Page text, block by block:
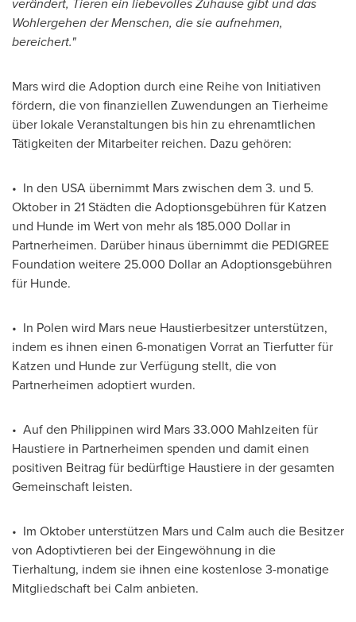
Wohlergehen der Menschen, die sie aufnehmen,
bereichert."
Mars wird die Adoption durch eine Reihe von Initiativen
fördern, die von finanziellen Zuwendungen an Tierheime
über lokale Veranstaltungen bis hin zu ehrenamtlichen
Tätigkeiten der Mitarbeiter reichen. Dazu gehören:
• In den USA übernimmt Mars zwischen dem 3. und 5.
Oktober in 21 Städten die Adoptionsgebühren für Katzen
und Hunde im Wert von mehr als 185.000 Dollar in
Partnerheimen. Darüber hinaus übernimmt die PEDIGREE
Foundation weitere 25.000 Dollar an Adoptionsgebühren
für Hunde.
• In Polen wird Mars neue Haustierbesitzer unterstützen,
indem es ihnen einen 6-monatigen Vorrat an Tierfutter für
Katzen und Hunde zur Verfügung stellt, die von
Partnerheimen adoptiert wurden.
• Auf den Philippinen wird Mars 33.000 Mahlzeiten für
Haustiere in Partnerheimen spenden und damit einen
positiven Beitrag für bedürftige Haustiere in der gesamten
Gemeinschaft leisten.
• Im Oktober unterstützen Mars und Calm auch die Besitzer
von Adoptivtieren bei der Eingewöhnung in die
Tierhaltung, indem sie ihnen eine kostenlose 3-monatige
Mitgliedschaft bei Calm anbieten.